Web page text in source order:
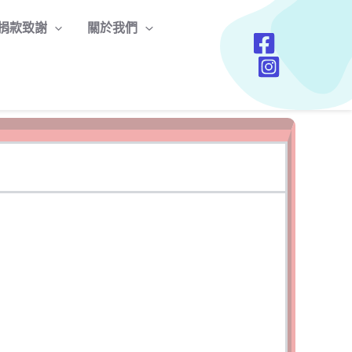
款致謝 關於我們